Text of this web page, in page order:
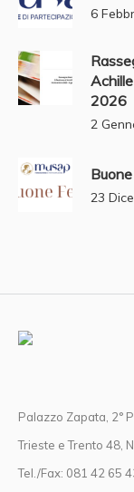
6
2026
2
23
Palazzo Zapata, 2°
Trieste e Trento 48,
Tel./Fax: 081 42 65